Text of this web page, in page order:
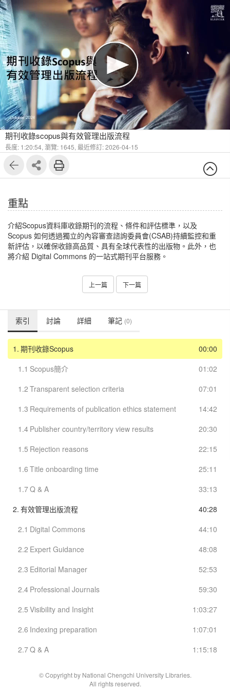
116
期刊收錄scopus與有效管理出版流程
長度: 1:20:54, 瀏覽: 1645, 最近修訂: 2026-04-15
重點
介紹Scopus資料庫收錄期刊的流程、條件和評估標準，以及
Scopus 如何透過獨立的內容審查諮詢委員會(CSAB)持續監控和重
新評估，以確保收錄高品質、具有全球代表性的出版物。此外，也
將介紹 Digital Commons 的一站式期刊平台服務。
上一篇 下一篇
索引 討論 詳細 筆記 (0)
00:00
1. 期刊收錄Scopus
01:02
1.1 Scopus簡介
07:01
1.2 Transparent selection criteria
14:42
1.3 Requirements of publication ethics statement
20:30
1.4 Publisher country/territory view results
22:15
1.5 Rejection reasons
25:11
1.6 Title onboarding time
33:13
1.7Q & A
40:28
2. 有效管理出版流程
44:10
2.1 Digital Commons
48:08
2.2 Expert Guidance
52:53
2.3 Editorial Manager
59:30
2.4 Professional Journals
1:03:27
2.5 Visibility and Insight
1:07:01
2.6 Indexing preparation
1:15:18
2.7Q & A
© Copyright by National Chengchi University Libraries.
All rights reserved.